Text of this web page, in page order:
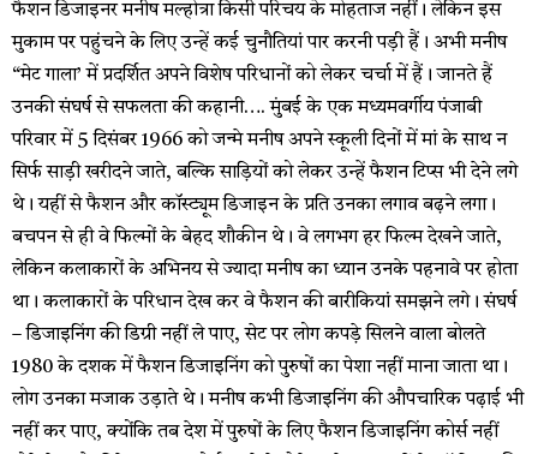
फैशन डिजाइनर मनीष मल्होत्रा किसी परिचय के मोहताज नहीं। लेकिन इस
मुकाम पर पहुंचने के लिए उन्हें कई चुनौतियां पार करनी पड़ी हैं। अभी मनीष
“मेट गाला’ में प्रदर्शित अपने विशेष परिधानों को लेकर चर्चा में हैं। जानते हैं
उनकी संघर्ष से सफलता की कहानी…. मुंबई के एक मध्यमवर्गीय पंजाबी
परिवार में 5 दिसंबर 1966 को जन्मे मनीष अपने स्कूली दिनों में मां के साथ न
सिर्फ साड़ी खरीदने जाते, बल्कि साड़ियों को लेकर उन्हें फैशन टिप्स भी देने लगे
थे। यहीं से फैशन और कॉस्ट्यूम डिजाइन के प्रति उनका लगाव बढ़ने लगा।
बचपन से ही वे फिल्मों के बेहद शौकीन थे। वे लगभग हर ​फिल्म देखने जाते,
लेकिन कलाकारों के अभिनय से ज्यादा मनीष का ध्यान उनके पहनावे पर होता
था। कलाकारों के परिधान देख कर वे फैशन की बारीकियां समझने लगे। संघर्ष
– डिजाइनिंग की डिग्री नहीं ले पाए, सेट पर लोग कपड़े सिलने वाला बोलते
1980 के दशक में फैशन डिजाइनिंग को पुरुषों का पेशा नहीं माना जाता था।
लोग उनका मजाक उड़ाते थे। मनीष कभी डिजाइनिंग की औपचारिक पढ़ाई भी
नहीं कर पाए, क्योंकि तब देश में पुरुषों के लिए फैशन डिजाइनिंग कोर्स नहीं